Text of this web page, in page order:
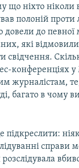
що ніхто ніколи
полоній
довели до
які
свідчення.
конференціях у
журналістам,
багато в чому
підкреслити:
справи